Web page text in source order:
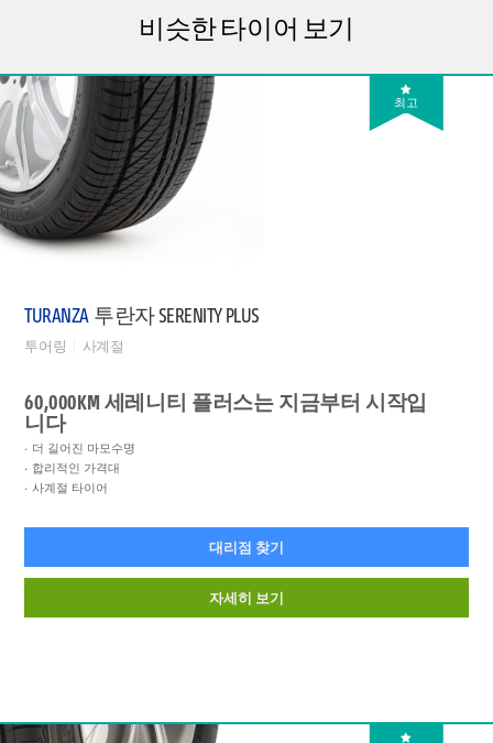
비슷한 타이어 보기
최고
TURANZA 투란자 SERENITY PLUS
투어링 사계절
60,000KM 세레니티 플러스는 지금부터 시작입
니다
더 길어진 마모수명
합리적인 가격대
사계절 타이어
대리점 찾기
자세히 보기